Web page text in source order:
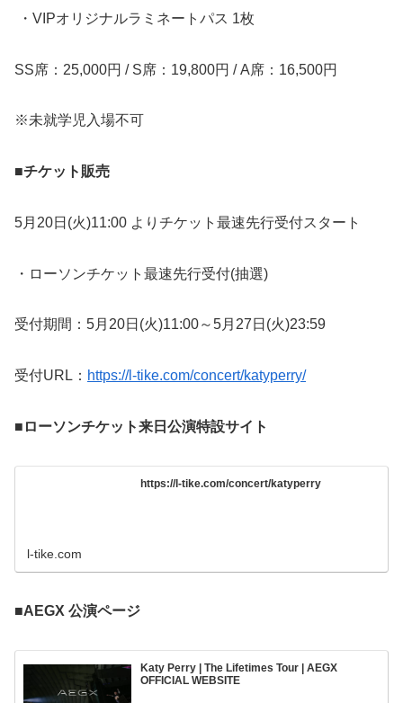
・VIPオリジナルラミネートパス 1枚
SS席：25,000円 / S席：19,800円 / A席：16,500円
※未就学児入場不可
■チケット販売
5月20日(火)11:00 よりチケット最速先行受付スタート
・ローソンチケット最速先行受付(抽選)
受付期間：5月20日(火)11:00～5月27日(火)23:59
受付URL： https://l-tike.com/concert/katyperry/
■ローソンチケット来日公演特設サイト
https://l-tike.com/concert/katyperry
l-tike.com
■AEGX 公演ページ
Katy Perry | The Lifetimes Tour | AEGX
OFFICIAL WEBSITE